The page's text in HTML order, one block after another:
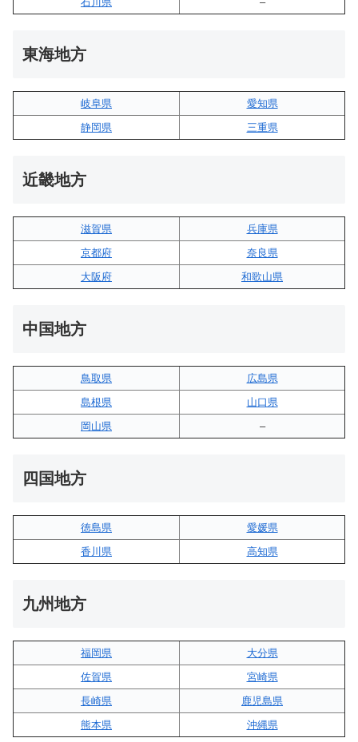
東海地方
岐阜県
愛知県
静岡県
三重県
近畿地方
滋賀県
兵庫県
京都府
奈良県
大阪府
和歌山県
中国地方
鳥取県
広島県
島根県
山口県
岡山県
–
四国地方
徳島県
愛媛県
香川県
高知県
九州地方
福岡県
大分県
佐賀県
宮崎県
長崎県
鹿児島県
熊本県
沖縄県